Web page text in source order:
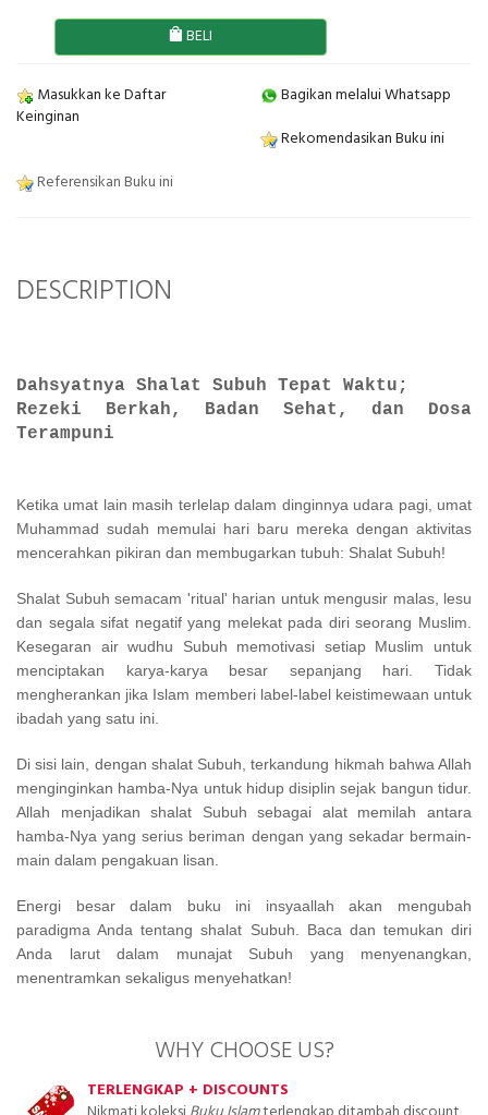
BELI
Masukkan ke Daftar
Keinginan
Bagikan melalui Whatsapp
Rekomendasikan Buku ini
Referensikan Buku ini
DESCRIPTION
Dahsyatnya Shalat Subuh Tepat Waktu;
Rezeki Berkah, Badan Sehat, dan Dosa
Terampuni
Ketika umat lain masih terlelap dalam dinginnya udara pagi, umat
Muhammad sudah memulai hari baru mereka dengan aktivitas
mencerahkan pikiran dan membugarkan tubuh: Shalat Subuh!
Shalat Subuh semacam 'ritual' harian untuk mengusir malas, lesu
dan segala sifat negatif yang melekat pada diri seorang Muslim.
Kesegaran air wudhu Subuh memotivasi setiap Muslim untuk
menciptakan karya-karya besar sepanjang hari. Tidak
mengherankan jika Islam memberi label-label keistimewaan untuk
ibadah yang satu ini.
Di sisi lain, dengan shalat Subuh, terkandung hikmah bahwa Allah
menginginkan hamba-Nya untuk hidup disiplin sejak bangun tidur.
Allah menjadikan shalat Subuh sebagai alat memilah antara
hamba-Nya yang serius beriman dengan yang sekadar bermain-
main dalam pengakuan lisan.
Energi besar dalam buku ini insyaallah akan mengubah
paradigma Anda tentang shalat Subuh. Baca dan temukan diri
Anda larut dalam munajat Subuh yang menyenangkan,
menentramkan sekaligus menyehatkan!
WHY CHOOSE US?
TERLENGKAP + DISCOUNTS